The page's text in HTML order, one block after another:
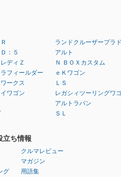
：５
ディＺ
フィールダー
ークス
ワゴン
ランドクルーザープラド
アルト
Ｎ ＢＯＸカスタム
ｅＫワゴン
ＬＳ
レガシィツーリングワ
アルトラパン
ＳＬ
立ち情報
グ
クルマレビュー
マガジン
用語集